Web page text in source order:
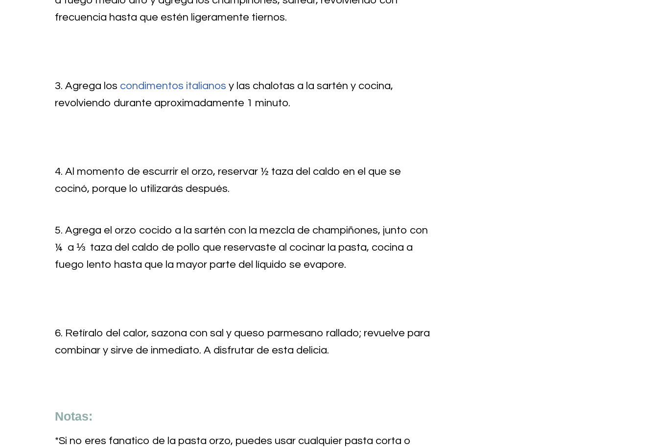
frecuencia hasta que estén ligeramente tiernos.
3. Agrega los condimentos italianos y las chalotas a la sartén y cocina,
revolviendo durante aproximadamente 1 minuto.
4. Al momento de escurrir el orzo, reservar ½ taza del caldo en el que se
cocinó, porque lo utilizarás después.
5. Agrega el orzo cocido a la sartén con la mezcla de champiñones, junto con
¼ a ⅓ taza del caldo de pollo que reservaste al cocinar la pasta, cocina a
fuego lento hasta que la mayor parte del líquido se evapore.
6. Retíralo del calor, sazona con sal y queso parmesano rallado; revuelve para
combinar y sirve de inmediato. A disfrutar de esta delicia.
Notas:
*Si no eres fanatico de la pasta orzo, puedes usar cualquier pasta corta o